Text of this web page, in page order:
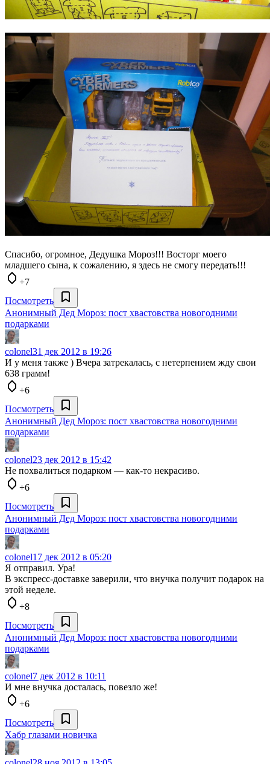
Спасибо, огромное, Дедушка Мороз!!! Восторг моего
младшего сына, к сожалению, я здесь не смогу передать!!!
+7
Посмотреть
Анонимный Дед Мороз: пост хвастовства новогодними
подарками
colonel31 дек 2012 в 19:26
И у меня также ) Вчера затрекалась, с нетерпением жду свои
638 грамм!
+6
Посмотреть
Анонимный Дед Мороз: пост хвастовства новогодними
подарками
colonel23 дек 2012 в 15:42
Не похвалиться подарком — как-то некрасиво.
+6
Посмотреть
Анонимный Дед Мороз: пост хвастовства новогодними
подарками
colonel17 дек 2012 в 05:20
Я отправил. Ура!
В экспресс-доставке заверили, что внучка получит подарок на
этой неделе.
+8
Посмотреть
Анонимный Дед Мороз: пост хвастовства новогодними
подарками
colonel7 дек 2012 в 10:11
И мне внучка досталась, повезло же!
+6
Посмотреть
Хабр глазами новичка